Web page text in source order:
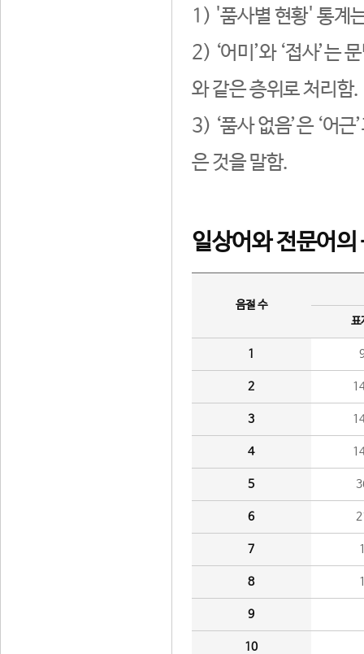
1) '품사별 현황' 통계
2) ‘어미’와 ‘접사’는
와 같은 층위로 처리함.
3) ‘품사 없음’은 ‘어
은 것을 말함.
일상어와 전문어의
음절 수
표
1
2
3
4
5
6
7
8
9
10